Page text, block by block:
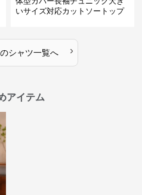
いサイズ対応カットソートップ
のシャツ一覧へ ›
アイテム